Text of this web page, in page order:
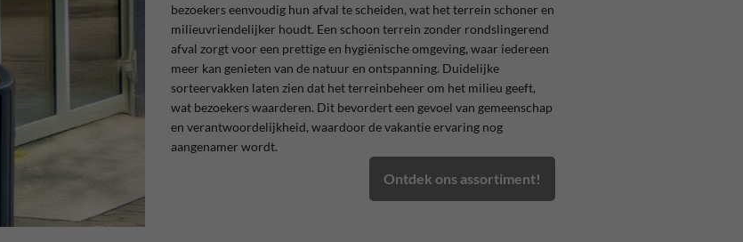
bezoekers eenvoudig hun afval te scheiden, wat het terrein schoner en
milieuvriendelijker houdt. Een schoon terrein zonder rondslingerend
afval zorgt voor een prettige en hygiënische omgeving, waar iedereen
meer kan genieten van de natuur en ontspanning. Duidelijke
sorteervakken laten zien dat het terreinbeheer om het milieu geeft,
wat bezoekers waarderen. Dit bevordert een gevoel van gemeenschap
en verantwoordelijkheid, waardoor de vakantie ervaring nog
aangenamer wordt.
Ontdek ons assortiment!